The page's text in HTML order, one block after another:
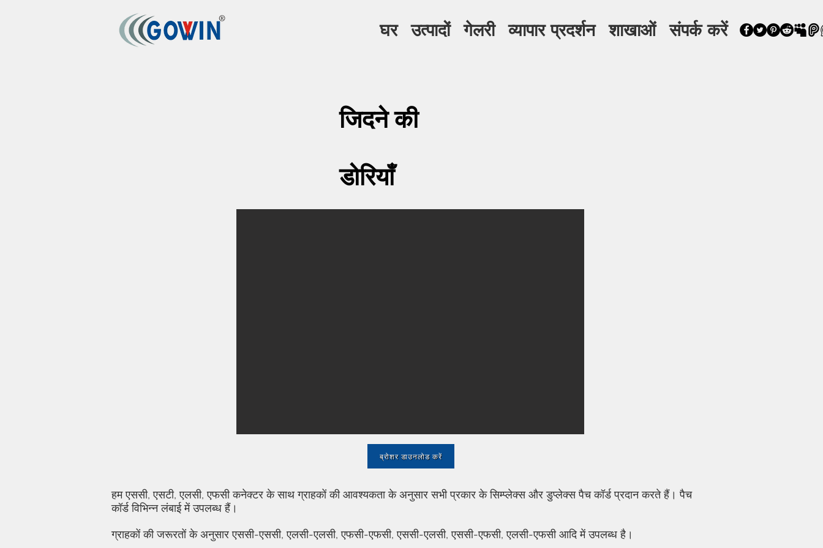
घर उत्पादों गेलरी व्यापार प्रदर्शन शाखाओं संपर्क करें
जिदने की
डोरियाँ
ब्रोशर डाउनलोड करें
हम एससी, एसटी, एलसी, एफसी कनेक्टर के साथ ग्राहकों की आवश्यकता के अनुसार सभी प्रकार के सिम्प्लेक्स और डुप्लेक्स पैच कॉर्ड प्रदान करते हैं। पैच
कॉर्ड विभिन्न लंबाई में उपलब्ध हैं।
ग्राहकों की जरूरतों के अनुसार एससी-एससी, एलसी-एलसी, एफसी-एफसी, एससी-एलसी, एससी-एफसी, एलसी-एफसी आदि में उपलब्ध है।